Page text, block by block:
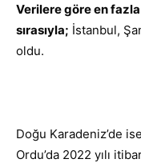
Verilere göre en
sırasıyla; İstanbul,
oldu.
Doğu Karadeniz’de
Ordu’da 2022 yılı